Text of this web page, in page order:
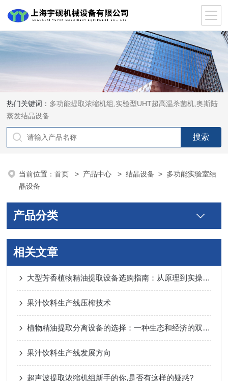
热门关键词： 多功能提取浓缩机组,实验型UHT超高温杀菌机,奥斯陆
蒸发结晶设备
当前位置：首页 > 产品中心 >结晶设备 > 多功能实验室结
晶设备
产品分类
相关文章
大型芳香植物精油提取设备选购指南：从原理到实操的完整参考
果汁饮料生产线压榨技术
植物精油提取分离设备的选择：一种生态和经济的双重考虑
果汁饮料生产线发展方向
超声波提取浓缩机组新手的你,是否有这样的疑惑?